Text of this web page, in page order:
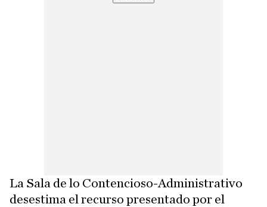
La Sala de lo Contencioso-Administrativo
desestima el recurso presentado por el